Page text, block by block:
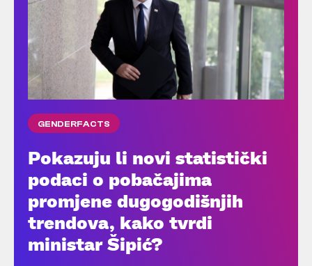
GENDERFACTS
Pokazuju li novi statistički
podaci o pobačajima
promjene dugogodišnjih
trendova, kako tvrdi
ministar Šipić?